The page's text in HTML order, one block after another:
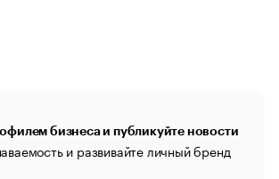
бизнеса и публикуйте новости
и развивайте личный бренд